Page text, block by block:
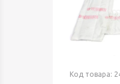
Код товара: